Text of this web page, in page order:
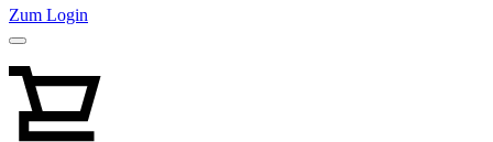
Zum Login